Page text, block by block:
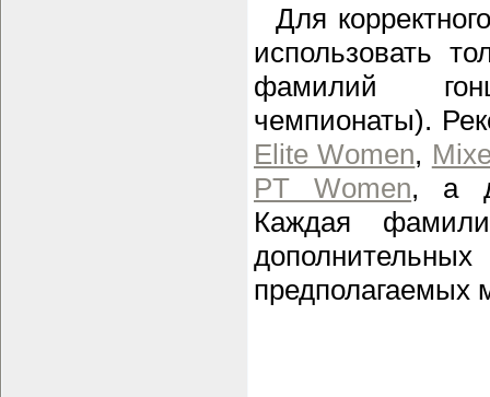
Для
использовать
фамилий
чемпионаты).
Elite Women,
PT Women, а
Каждая
предполагаемых